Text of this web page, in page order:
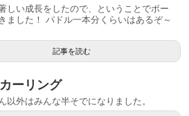
しい成長をしたので、ということでボー
ました！ パドル一本分くらいはあるぞ～
記事を読む
ーリング
以外はみんな半そでになりました。